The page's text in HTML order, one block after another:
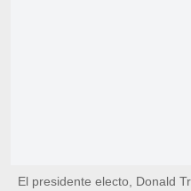
El presidente electo, Donald